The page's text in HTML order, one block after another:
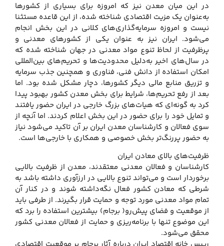
در این میان معدن نیز که امروزه برای بسیاری از کشورها
به‌عنوان یک مزیت اقتصادی شناخته شده، از این قاعده مستثنا
نیست و امروزه سرمایه‌گذاری‌های کلانی در این بخش انجام
می‌شود. ایران نیز به عنوان یکی از کشورهای معدنی و
پرظرفیت از لحاظ تنوع مواد معدنی در جهان شناخته شده که
در سال‌های اخیر به‌دلیل محدودیت‌ها و تحریم‌های بین‌المللی
امکان استفاده از دانش فنی، فناوری و همچنین جذب سرمایه
و تزریق منابع مالی دیگر کشورها، دچار مشکل شده بود. اما
بعد از رفع تحریم‌ها، شرایط برای بخش معدن کشور بهبود پیدا
کرد به گونه‌ای که هیات‌های بزرگ خارجی در ایران حضور یافتند
و تمایل خود را برای حضور در این بخش اعلام کردند. اما آنچه از
سوی فعالان و کارشناسان معدن ایران بر آن تاکید می‌شود نیاز
به حضور پررنگ‌تر بخش خصوصی و همکاری با خارجی‌ها است.
ظرفیت‌های بالای معادن ایران
کارشناسان و فعالان معدنی معتقدند، معدن از ظرفیت بالایی
برخوردار است و می‌تواند تنوع بالایی در ارزآوری داشته باشد به
شرطی که معادن کشور فعال نگه‌داشته شوند و در کنار آن
تمام مواد معدنی مورد توجه و حمایت قرار بگیرند. از طرفی باید
از موقعیت و فضای پیش‌رو( برجام) بیشترین استفاده را برد که
این موضوع تنها با برنامه‌ریزی و حمایت از فعالان معدنی کشور
محقق می‌شود.